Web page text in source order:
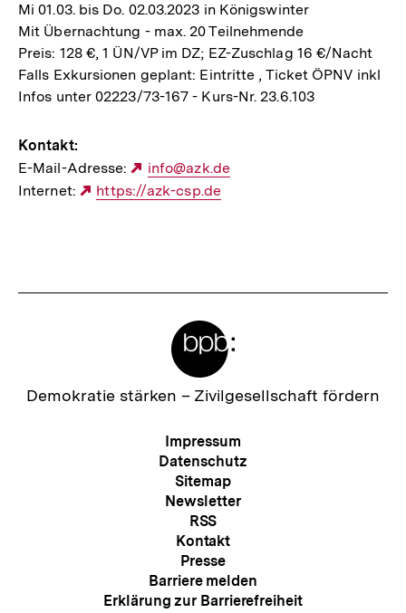
Mi 01.03. bis Do. 02.03.2023 in Königswinter
Mit Übernachtung - max. 20 Teilnehmende
Preis: 128 €, 1 ÜN/VP im DZ; EZ-Zuschlag 16 €/Nacht
Falls Exkursionen geplant: Eintritte , Ticket ÖPNV inkl
Infos unter 02223/73-167 - Kurs-Nr. 23.6.103
Kontakt:
E-Mail-Adresse:
Externer
Link:
info@azk.de
Internet:
Externer
https://azk-csp.de
Zur
Demokratie stärken – Zivilgesellschaft fördern
Meta-
Navigation
Impressum
Datenschutz
Sitemap
Newsletter
RSS
Kontakt
Presse
Barriere melden
Erklärung zur Barrierefreiheit